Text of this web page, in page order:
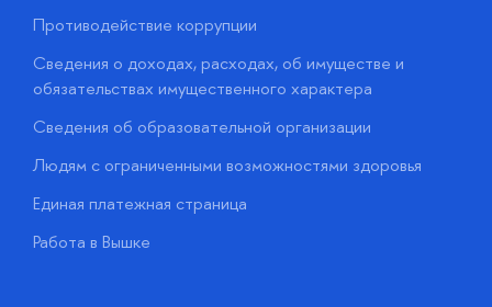
Противодействие коррупции
Сведения о доходах, расходах, об имуществе и
обязательствах имущественного характера
Сведения об образовательной организации
Людям с ограниченными возможностями здоровья
Единая платежная страница
Работа в Вышке